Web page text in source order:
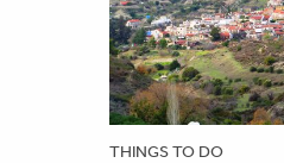
THINGS TO DO